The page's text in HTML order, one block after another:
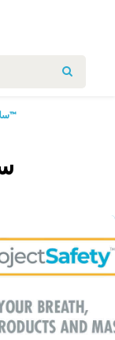
SEARCH
سلامة المشروع™